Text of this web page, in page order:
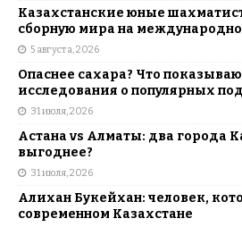
Казахстанские юные
сборную мира на
5 августа, 2026
Опаснее сахара? Что
исследования о популярных
31 июля, 2026
Астана vs Алматы: два города
выгоднее?
31 июля, 2026
Алихан Букейхан: человек,
современном Казахстане